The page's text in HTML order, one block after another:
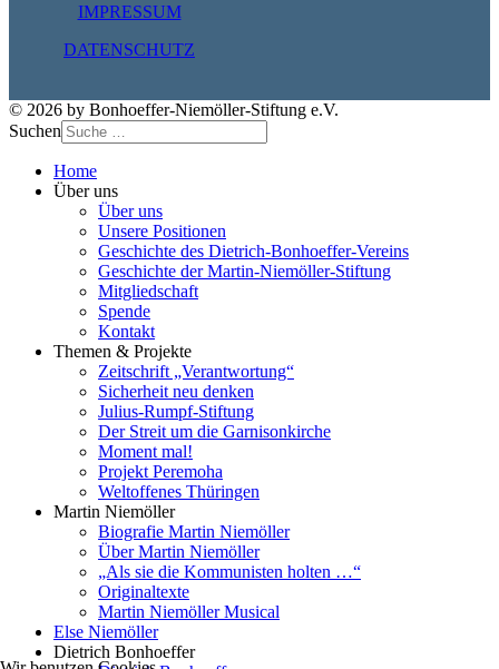
IMPRESSUM
DATENSCHUTZ
© 2026 by Bonhoeffer-Niemöller-Stiftung e.V.
Suchen
Home
Über uns
Über uns
Unsere Positionen
Geschichte des Dietrich-Bonhoeffer-Vereins
Geschichte der Martin-Niemöller-Stiftung
Mitgliedschaft
Spende
Kontakt
Themen & Projekte
Zeitschrift „Verantwortung“
Sicherheit neu denken
Julius-Rumpf-Stiftung
Der Streit um die Garnisonkirche
Moment mal!
Projekt Peremoha
Weltoffenes Thüringen
Martin Niemöller
Biografie Martin Niemöller
Über Martin Niemöller
„Als sie die Kommunisten holten …“
Originaltexte
Martin Niemöller Musical
Else Niemöller
Dietrich Bonhoeffer